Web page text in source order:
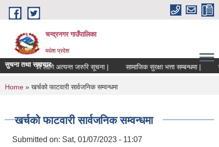
Skip to main content
चन्द्रनगर गाउँपालिका
मधेश प्रदेश
सुचना तथा समाचारलागि अत्यन्त जरुरि सूचना | सामाजिक सुरक्षा भत्ता सम्बन्धमा |
You are here
Home » खर्चको फाटवारी सार्वजनिक सम्वन्धमा
खर्चको फाटवारी सार्वजनिक सम्वन्धमा
Submitted on: Sat, 01/07/2023 - 11:07